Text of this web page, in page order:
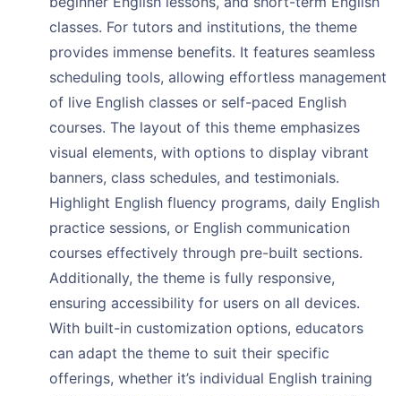
classes. For tutors and institutions, the theme
provides immense benefits. It features seamless
scheduling tools, allowing effortless management
of live English classes or self-paced English
courses. The layout of this theme emphasizes
visual elements, with options to display vibrant
banners, class schedules, and testimonials.
Highlight English fluency programs, daily English
practice sessions, or English communication
courses effectively through pre-built sections.
Additionally, the theme is fully responsive,
ensuring accessibility for users on all devices.
With built-in customization options, educators
can adapt the theme to suit their specific
offerings, whether it’s individual English training